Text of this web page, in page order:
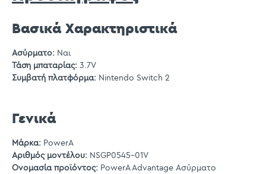
Βασικά Χαρακτηριστικά
Ασύρματο: Ναι
Τάση μπαταρίας: 3.7V
Συμβατή πλατφόρμα: Nintendo Switch 2
Γενικά
Μάρκα: PowerA
Αριθμός μοντέλου: NSGP0545-01V
Ονομασία προϊόντος: PowerA Advantage Ασύρματο